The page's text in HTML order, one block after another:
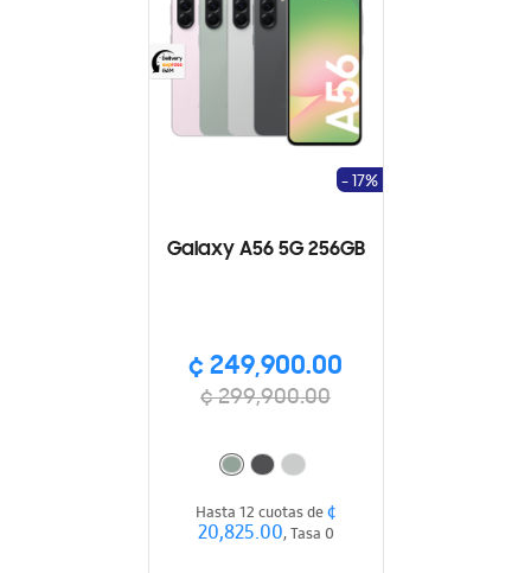
Galaxy A56 5G 256GB
¢ 249,900.00
¢ 299,900.00
- 17%
Hasta 12 cuotas de¢
20,825.00, Tasa 0